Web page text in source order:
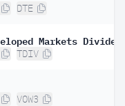
DTE
TDIV
VOW3